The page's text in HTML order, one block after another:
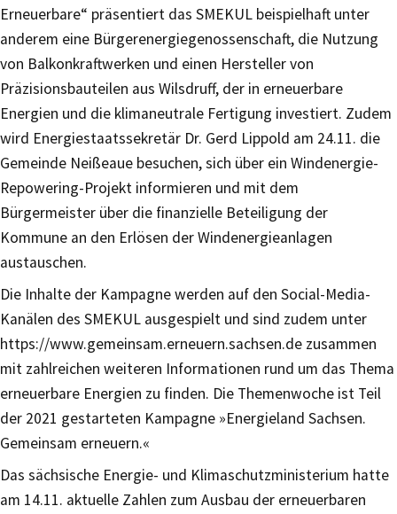
Erneuerbare“ präsentiert das SMEKUL beispielhaft unter
anderem eine Bürgerenergiegenossenschaft, die Nutzung
von Balkonkraftwerken und einen Hersteller von
Präzisionsbauteilen aus Wilsdruff, der in erneuerbare
Energien und die klimaneutrale Fertigung investiert. Zudem
wird Energiestaatssekretär Dr. Gerd Lippold am 24.11. die
Gemeinde Neißeaue besuchen, sich über ein Windenergie-
Repowering-Projekt informieren und mit dem
Bürgermeister über die finanzielle Beteiligung der
Kommune an den Erlösen der Windenergieanlagen
austauschen.
Die Inhalte der Kampagne werden auf den Social-Media-
Kanälen des SMEKUL ausgespielt und sind zudem unter
https://www.gemeinsam.erneuern.sachsen.de zusammen
mit zahlreichen weiteren Informationen rund um das Thema
erneuerbare Energien zu finden. Die Themenwoche ist Teil
der 2021 gestarteten Kampagne »Energieland Sachsen.
Gemeinsam erneuern.«
Das sächsische Energie- und Klimaschutzministerium hatte
am 14.11. aktuelle Zahlen zum Ausbau der erneuerbaren